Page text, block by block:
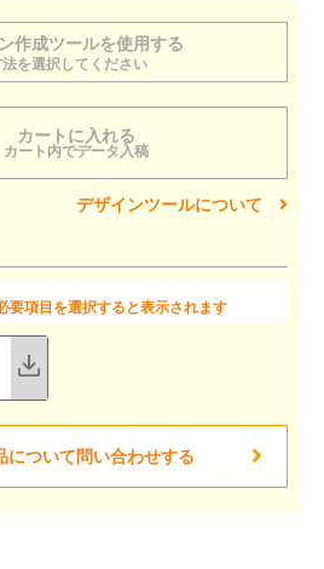
作成ツールを使用する
法を選択してください
カートに入れる
カート内でデータ入稿
デザインツールについて
要項目を選択すると表示されます
について問い合わせする